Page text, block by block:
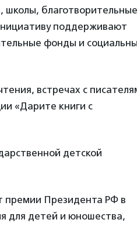
школы, благотворительные
поддерживают
фонды и
встречах с
«Дарите книги с
детской
премии Президента РФ в
для детей и юношества,